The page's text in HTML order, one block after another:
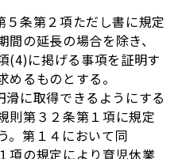
条第２項ただし書に規定
の延長の場合を除き、
(4)に掲げる事項を証明す
めるものとする。
に取得できるようにする
則第３２条第１項に規定
。第１４において同
項の規定により育児休業